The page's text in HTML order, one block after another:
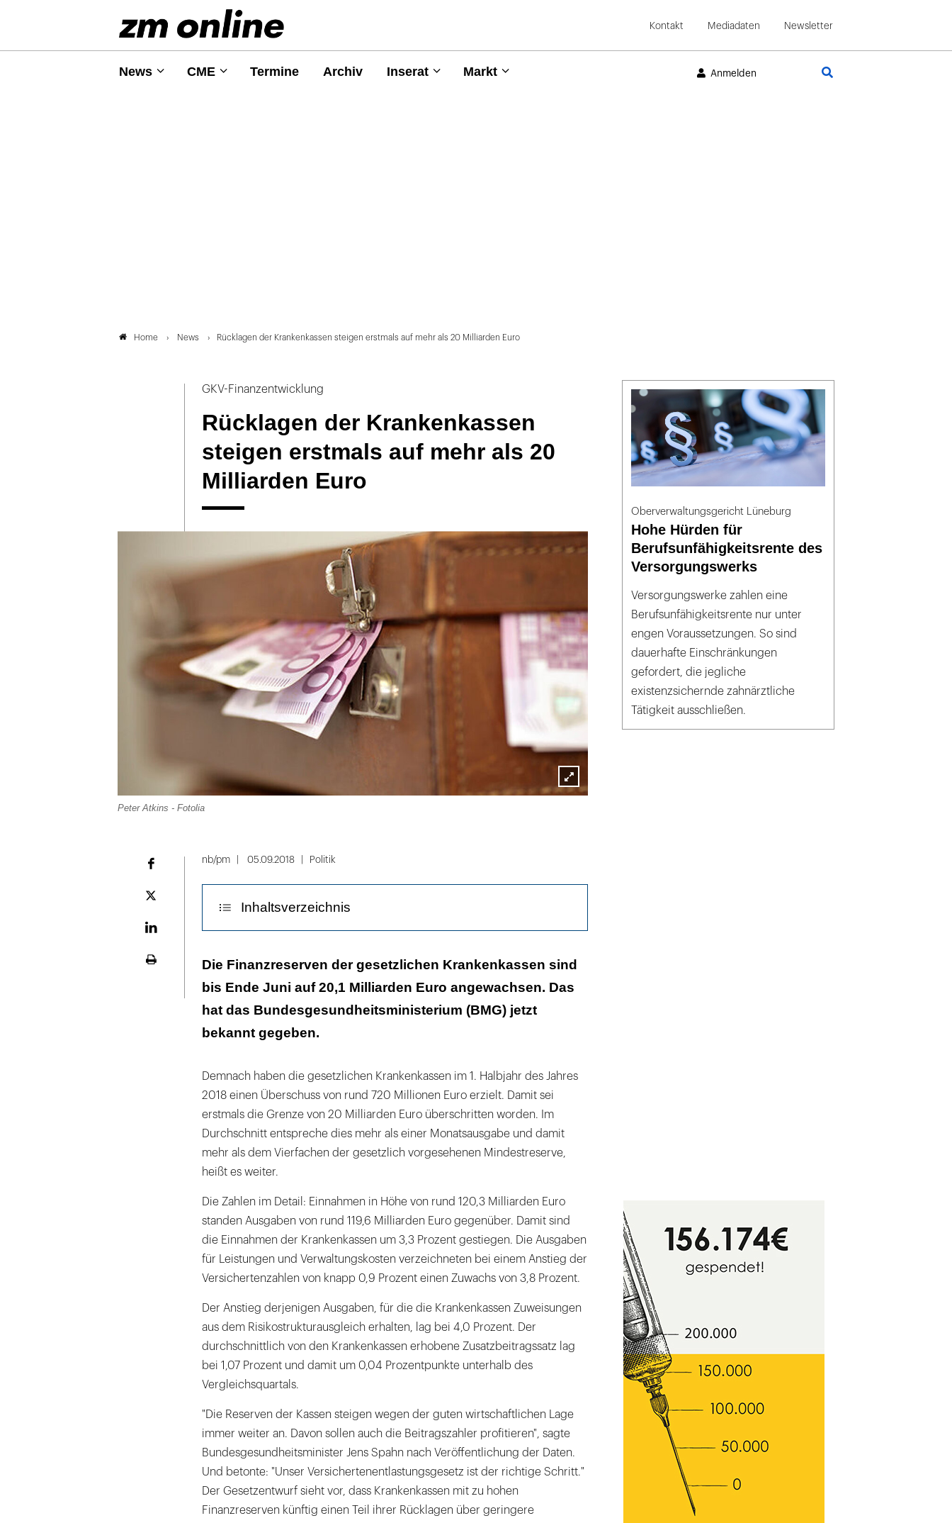
Kontakt Mediadaten Newsletter
News CME Termine Archiv Inserat Markt Anmelden
Home News Rücklagen der Krankenkassen steigen erstmals auf mehr als 20 Milliarden Euro
GKV-Finanzentwicklung
Rücklagen der Krankenkassen
steigen erstmals auf mehr als 20
Milliarden Euro
Lightbox
Peter Atkins - Fotolia
Plattform
nb/pm 05.09.2018 Politik
Inhaltsverzeichnis
Finanzentwicklung nach Krankenkassenarten
Moderate Ausgabenzuwächse
Die Finanzreserven der gesetzlichen Krankenkassen sind
bis Ende Juni auf 20,1 Milliarden Euro angewachsen. Das
hat das Bundesgesundheitsministerium (BMG) jetzt
bekannt gegeben.
Demnach haben die gesetzlichen Krankenkassen im 1. Halbjahr des Jahres
2018 einen Überschuss von rund 720 Millionen Euro erzielt. Damit sei
erstmals die Grenze von 20 Milliarden Euro überschritten worden. Im
Durchschnitt entspreche dies mehr als einer Monatsausgabe und damit
mehr als dem Vierfachen der gesetzlich vorgesehenen Mindestreserve,
heißt es weiter.
Die Zahlen im Detail: Einnahmen in Höhe von rund 120,3 Milliarden Euro
standen Ausgaben von rund 119,6 Milliarden Euro gegenüber. Damit sind
die Einnahmen der Krankenkassen um 3,3 Prozent gestiegen. Die Ausgaben
für Leistungen und Verwaltungskosten verzeichneten bei einem Anstieg der
Versichertenzahlen von knapp 0,9 Prozent einen Zuwachs von 3,8 Prozent.
Der Anstieg derjenigen Ausgaben, für die die Krankenkassen Zuweisungen
aus dem Risikostrukturausgleich erhalten, lag bei 4,0 Prozent. Der
durchschnittlich von den Krankenkassen erhobene Zusatzbeitragssatz lag
bei 1,07 Prozent und damit um 0,04 Prozentpunkte unterhalb des
Vergleichsquartals.
"Die Reserven der Kassen steigen wegen der guten wirtschaftlichen Lage
immer weiter an. Davon sollen auch die Beitragszahler profitieren", sagte
Bundesgesundheitsminister Jens Spahn nach Veröffentlichung der Daten.
Und betonte: "Unser Versichertenentlastungsgesetz ist der richtige Schritt."
Der Gesetzentwurf sieht vor, dass Krankenkassen mit zu hohen
Finanzreserven künftig einen Teil ihrer Rücklagen über geringere
Oberverwaltungsgericht Lüneburg
Hohe Hürden für
Berufsunfähigkeitsrente des
Versorgungswerks
Versorgungswerke zahlen eine
Berufsunfähigkeitsrente nur unter
engen Voraussetzungen. So sind
dauerhafte Einschränkungen
gefordert, die jegliche
existenzsichernde zahnärztliche
Tätigkeit ausschließen.